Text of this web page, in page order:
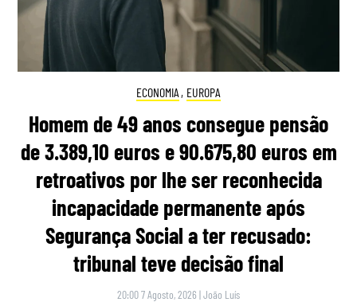
ECONOMIA , EUROPA
Homem de 49 anos consegue pensão
de 3.389,10 euros e 90.675,80 euros em
retroativos por lhe ser reconhecida
incapacidade permanente após
Segurança Social a ter recusado:
tribunal teve decisão final
20:00 7 Agosto, 2026 |João Luís